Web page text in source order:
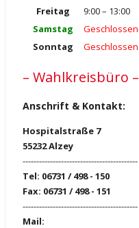
Freitag
9:00 – 13:00
Samstag
Geschlossen
Sonntag
Geschlossen
– Wahlkreisbüro –
Anschrift & Kontakt:
Hospitalstraße 7
55232 Alzey
------------------------------------------
Tel: 06731 / 498 - 150
Fax: 06731 / 498 - 151
------------------------------------------
Mail: